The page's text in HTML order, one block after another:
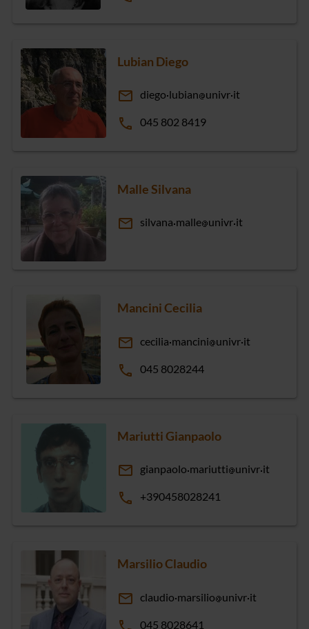
Lubian Diego
email diego lubian univr it
phone 045 802 8419
Malle Silvana
email silvana malle univr it
Mancini Cecilia
email cecilia mancini univr it
phone 045 8028244
Mariutti Gianpaolo
email gianpaolo mariutti univr it
phone +390458028241
Marsilio Claudio
email claudio marsilio univr it
045 8028641